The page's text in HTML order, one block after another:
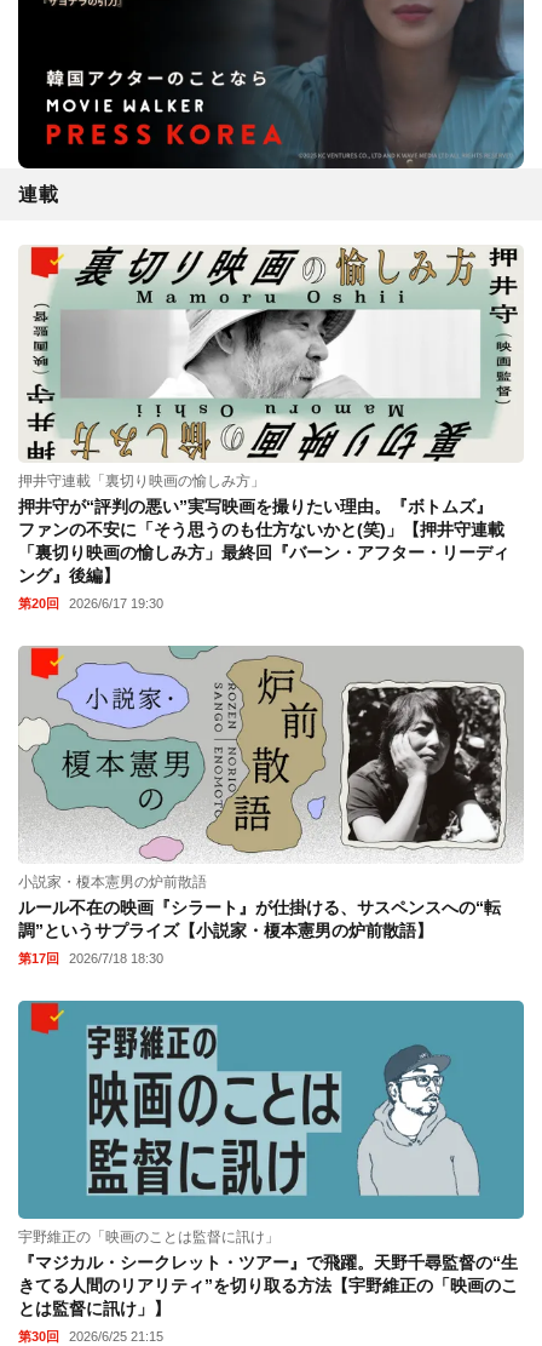
連載
押井守連載「裏切り映画の愉しみ方」
押井守が“評判の悪い”実写映画を撮りたい理由。『ボトムズ』
ファンの不安に「そう思うのも仕方ないかと(笑)」【押井守連載
「裏切り映画の愉しみ方」最終回『バーン・アフター・リーディ
ング』後編】
第20回 2026/6/17 19:30
小説家・榎本憲男の炉前散語
ルール不在の映画『シラート』が仕掛ける、サスペンスへの“転
調”というサプライズ【小説家・榎本憲男の炉前散語】
第17回 2026/7/18 18:30
宇野維正の「映画のことは監督に訊け」
『マジカル・シークレット・ツアー』で飛躍。天野千尋監督の“生
きてる人間のリアリティ”を切り取る方法【宇野維正の「映画のこ
とは監督に訊け」】
第30回 2026/6/25 21:15